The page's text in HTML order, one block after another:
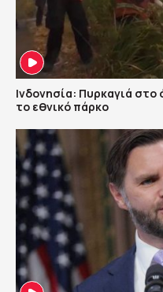
Ινδονησία: Πυρκαγιά
το εθνικό πάρκο